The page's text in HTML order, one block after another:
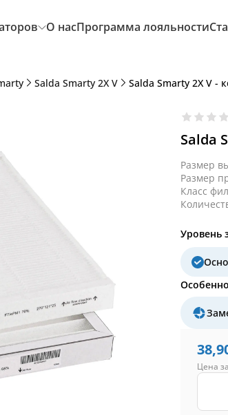
О насПрограмма лояльности
Salda Smarty 2X V Salda Smarty 2X V -
Salda
Размер
Размер
Класс
Уровень
Цена